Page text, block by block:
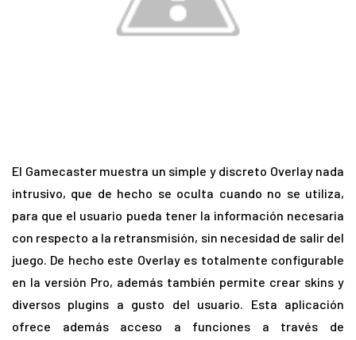
El Gamecaster muestra un simple y discreto Overlay nada
intrusivo, que de hecho se oculta cuando no se utiliza,
para que el usuario pueda tener la información necesaria
con respecto a la retransmisión, sin necesidad de salir del
juego. De hecho este Overlay es totalmente configurable
en la versión Pro, además también permite crear skins y
diversos plugins a gusto del usuario. Esta aplicación
ofrece además acceso a funciones a través de